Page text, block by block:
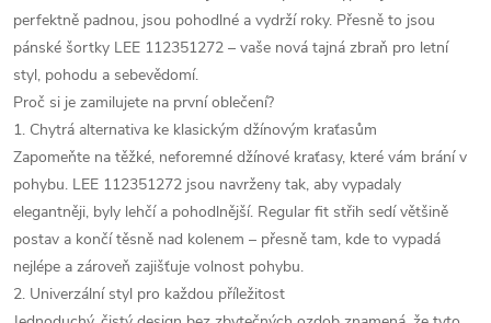
perfektně padnou, jsou pohodlné a vydrží roky. Přesně to jsou
pánské šortky LEE 112351272 – vaše nová tajná zbraň pro letní
styl, pohodu a sebevědomí.
Proč si je zamilujete na první oblečení?
1. Chytrá alternativa ke klasickým džínovým kraťasům
Zapomeňte na těžké, neforemné džínové kraťasy, které vám brání v
pohybu. LEE 112351272 jsou navrženy tak, aby vypadaly
elegantněji, byly lehčí a pohodlnější. Regular fit střih sedí většině
postav a končí těsně nad kolenem – přesně tam, kde to vypadá
nejlépe a zároveň zajišťuje volnost pohybu.
2. Univerzální styl pro každou příležitost